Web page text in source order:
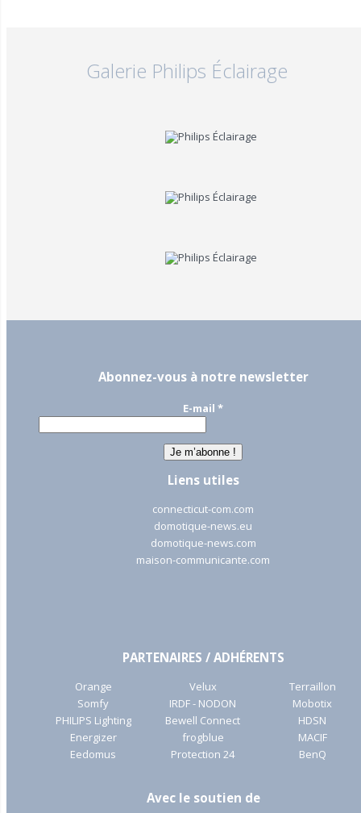
Galerie Philips Éclairage
Abonnez-vous à notre newsletter
E-mail *
Liens utiles
connecticut-com.com
domotique-news.eu
domotique-news.com
maison-communicante.com
PARTENAIRES / ADHÉRENTS
Orange
Somfy
PHILIPS Lighting
Energizer
Eedomus
Velux
IRDF - NODON
Bewell Connect
frogblue
Protection 24
Terraillon
Mobotix
HDSN
MACIF
BenQ
Avec le soutien de